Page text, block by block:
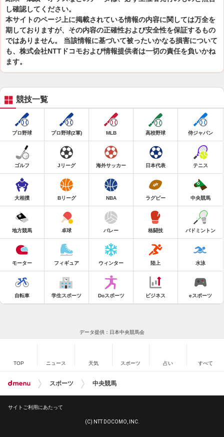
し確認してください。
本サイトのページ上に掲載されている情報の内容に関しては万全を
期しておりますが、その内容の正確性および安全性を保証するもの
ではありません。 当該情報に基づいて被ったいかなる損害について
も、株式会社NTTドコモおよび情報提供者は一切の責任を負いかね
ます。
競技一覧
プロ野球 プロ野球(2軍) MLB 高校野球 侍ジャパン
ゴルフ Jリーグ 海外サッカー 日本代表 テニス
大相撲 Bリーグ NBA ラグビー 中央競馬
地方競馬 卓球 バレー 格闘技 バドミントン
モーター フィギュア ウィンター 陸上 水泳
自転車 学生スポーツ Doスポーツ ビジネス eスポーツ
データ提供：日本中央競馬会
TOP ニュース 天気 スポーツ 占い すべて
スポーツ 中央競馬
サイトご利用にあたって
(C) NTT DOCOMO, INC.